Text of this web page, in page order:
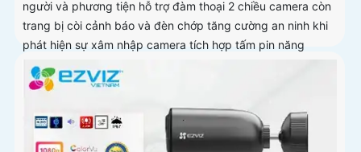
người và phương tiện hỗ trợ đàm thoại 2 chiều camera còn
trang bị còi cảnh báo và đèn chớp tăng cường an ninh khi
phát hiện sự xâm nhập camera tích hợp tấm pin năng
lượng mặt trời và pin sạc đạt chuẩn IP65 chống nước và
bụi giúp hoạt động bền bỉ trong mọi điều kiện thời tiết.